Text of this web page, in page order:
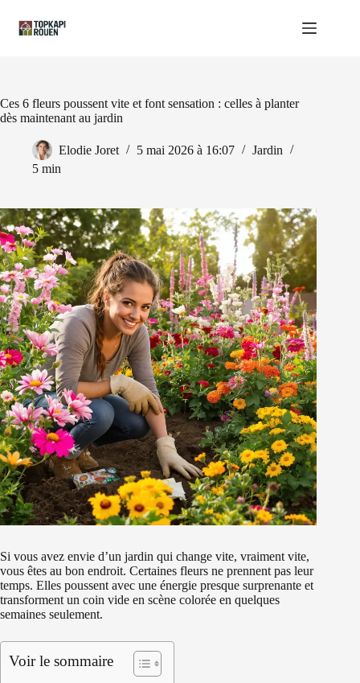
contenu
Ces 6 fleurs poussent vite et font sensation : celles à planter
dès maintenant au jardin
Elodie Joret 5 mai 2026 à 16:07
Jardin
5 min
Si vous avez envie d’un jardin qui change vite, vraiment vite,
vous êtes au bon endroit. Certaines fleurs ne prennent pas leur
temps. Elles poussent avec une énergie presque surprenante et
transforment un coin vide en scène colorée en quelques
semaines seulement.
Voir le sommaire